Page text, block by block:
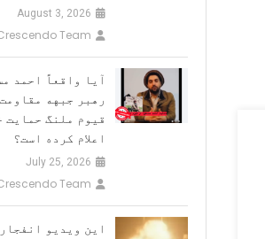
August 3, 2026
Team
آیا واقعاً احمد
رهبر جبهه
قیوم ملنگ حمایت
اعلام کرده است؟
July 25, 2026
Team
این ویدیو